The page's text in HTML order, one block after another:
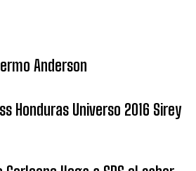
Anderson
Honduras Universo 2016 Sirey